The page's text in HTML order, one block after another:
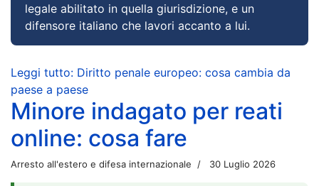
legale abilitato in quella giurisdizione, e un
difensore italiano che lavori accanto a lui.
Leggi tutto: Diritto penale europeo: cosa cambia da
paese a paese
Minore indagato per reati
online: cosa fare
Arresto all'estero e difesa internazionale 30 Luglio 2026